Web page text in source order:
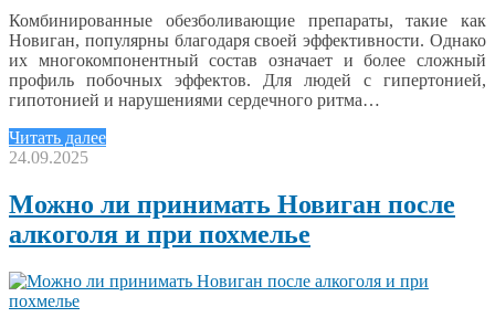
Комбинированные обезболивающие препараты, такие как
Новиган, популярны благодаря своей эффективности. Однако
их многокомпонентный состав означает и более сложный
профиль побочных эффектов. Для людей с гипертонией,
гипотонией и нарушениями сердечного ритма…
Читать далее
24.09.2025
Можно ли принимать Новиган после
алкоголя и при похмелье